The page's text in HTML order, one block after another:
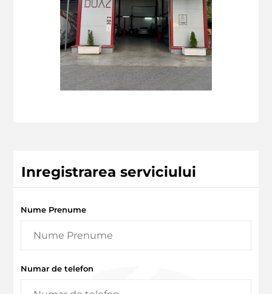
Inregistrarea serviciului
Nume Prenume
Numar de telefon